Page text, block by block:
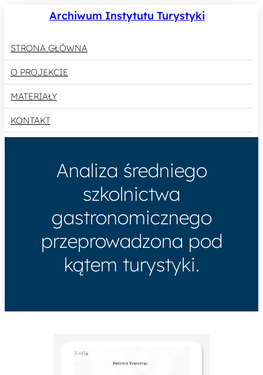
Archiwum Instytutu Turystyki
STRONA GŁÓWNA
O PROJEKCIE
MATERIAŁY
KONTAKT
Analiza średniego
szkolnictwa
gastronomicznego
przeprowadzona pod
kątem turystyki.